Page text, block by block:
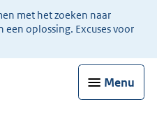
met het zoeken naar
een oplossing. Excuses voor
Menu